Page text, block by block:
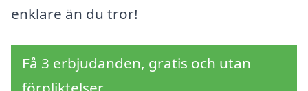
enklare än du tror!
Få 3 erbjudanden, gratis och utan